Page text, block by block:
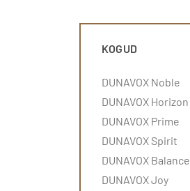
KOGUD
DUNAVOX Noble
DUNAVOX Horizon
DUNAVOX Prime
DUNAVOX Spirit
DUNAVOX Balance
DUNAVOX Joy